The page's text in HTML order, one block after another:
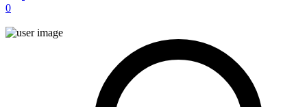
0